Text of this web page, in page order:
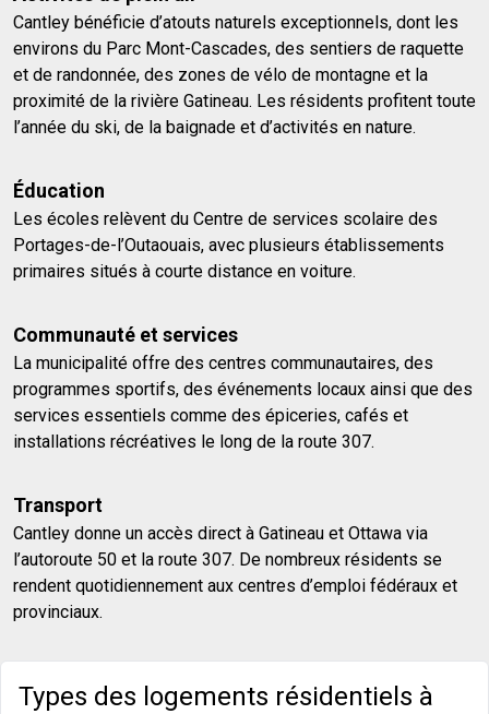
Cantley bénéficie d’atouts naturels exceptionnels, dont les
environs du Parc Mont-Cascades, des sentiers de raquette
et de randonnée, des zones de vélo de montagne et la
proximité de la rivière Gatineau. Les résidents profitent toute
l’année du ski, de la baignade et d’activités en nature.
Éducation
Les écoles relèvent du Centre de services scolaire des
Portages-de-l’Outaouais, avec plusieurs établissements
primaires situés à courte distance en voiture.
Communauté et services
La municipalité offre des centres communautaires, des
programmes sportifs, des événements locaux ainsi que des
services essentiels comme des épiceries, cafés et
installations récréatives le long de la route 307.
Transport
Cantley donne un accès direct à Gatineau et Ottawa via
l’autoroute 50 et la route 307. De nombreux résidents se
rendent quotidiennement aux centres d’emploi fédéraux et
provinciaux.
Types des logements résidentiels à